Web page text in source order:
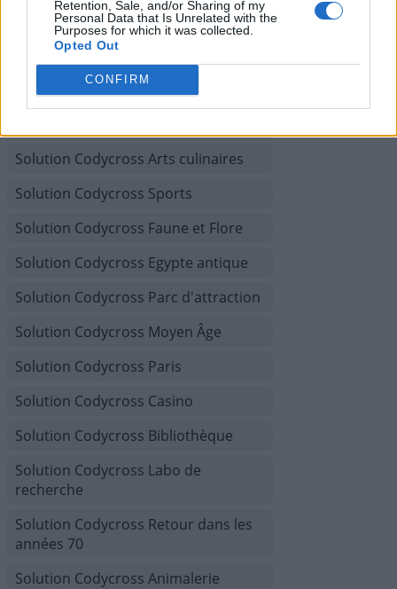
Retention, Sale, and/or Sharing of my
Personal Data that Is Unrelated with the
Purposes for which it was collected.
Opted Out
CONFIRM
Solution Codycross Inventions
Solution Codycross Saisons
Solution Codycross Cirque
Solution Codycross Arts culinaires
Solution Codycross Sports
Solution Codycross Faune et Flore
Solution Codycross Egypte antique
Solution Codycross Parc d'attraction
Solution Codycross Moyen Âge
Solution Codycross Paris
Solution Codycross Casino
Solution Codycross Bibliothèque
Solution Codycross Labo de
recherche
Solution Codycross Retour dans les
années 70
Solution Codycross Animalerie